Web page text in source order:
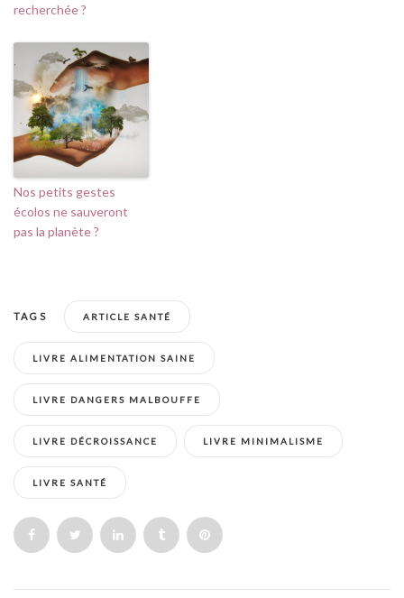
recherchée ?
Nos petits gestes
écolos ne sauveront
pas la planète ?
TAGS ARTICLE SANTÉ
LIVRE ALIMENTATION SAINE
LIVRE DANGERS MALBOUFFE
LIVRE DÉCROISSANCE LIVRE MINIMALISME
LIVRE SANTÉ